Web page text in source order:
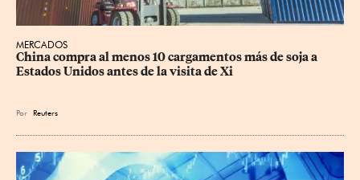
MERCADOS
China compra al menos 10 cargamentos más de soja a
Estados Unidos antes de la visita de Xi
Por Reuters